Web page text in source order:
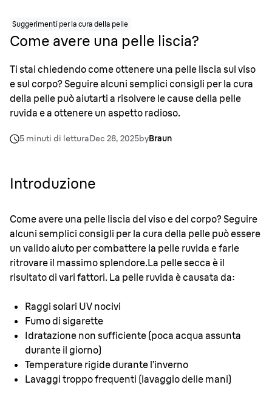
Suggerimenti per la cura della pelle
Come avere una pelle liscia?
Ti stai chiedendo come ottenere una pelle liscia sul viso
e sul corpo? Seguire alcuni semplici consigli per la cura
della pelle può aiutarti a risolvere le cause della pelle
ruvida e a ottenere un aspetto radioso.
5 minuti di letturaDec 28, 2025byBraun
Introduzione
Come avere una pelle liscia del viso e del corpo? Seguire
alcuni semplici consigli per la cura della pelle può essere
un valido aiuto per combattere la pelle ruvida e farle
ritrovare il massimo splendore.La pelle secca è il
risultato di vari fattori. La pelle ruvida è causata da:
Raggi solari UV nocivi
Fumo di sigarette
Idratazione non sufficiente (poca acqua assunta
durante il giorno)
Temperature rigide durante l’inverno
Lavaggi troppo frequenti (lavaggio delle mani)